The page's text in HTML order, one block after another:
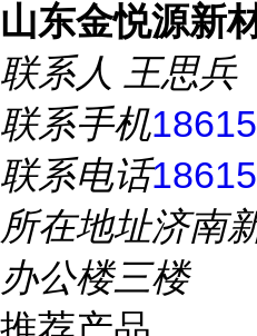
山东金悦源新
联系人 王思兵
联系手机
联系电话
所在地址济南
办公楼三楼